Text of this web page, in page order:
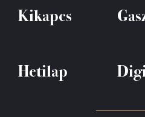
Kikapcs
Hetilap